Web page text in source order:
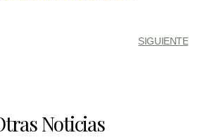
SIGUIENTE
Noticias